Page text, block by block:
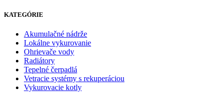
KATEGÓRIE
Akumulačné nádrže
Lokálne vykurovanie
Ohrievače vody
Radiátory
Tepelné čerpadlá
Vetracie systémy s rekuperáciou
Vykurovacie kotly